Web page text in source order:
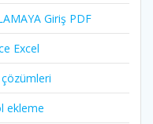
Giriş PDF
Excel
çözümleri
ekleme